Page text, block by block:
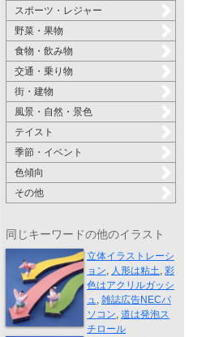
スポーツ・レジャー
野菜・果物
食物・飲み物
交通・乗り物
街・建物
風景・自然・景色
テイスト
季節・イベント
色傾向
その他
同じキーワードの他のイラスト
雑誌広告NEC...
立体イラストレーシ
ョン, 人形は粘土, 彩
色はアクリルガッシ
ュ, 雑誌広告NECパ
ソコン, 道は発泡ス
チロール
ワークブック...